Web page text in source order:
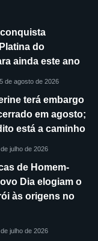
do
ainda este ano
5 de agosto de 2026
terá embargo
em agosto;
está a caminho
julho de 2026
de Homem-
Dia elogiam o
às origens no
julho de 2026